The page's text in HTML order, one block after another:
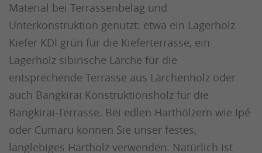
Material bei Terrassenbelag und
Unterkonstruktion genutzt: etwa ein Lagerholz
Kiefer KDI grün für die Kieferterrasse, ein
Lagerholz sibirische Lärche für die
entsprechende Terrasse aus Lärchenholz oder
auch Bangkirai Konstruktionsholz für die
Bangkirai-Terrasse. Bei edlen Harthölzern wie Ipé
oder Cumaru können Sie unser festes,
langlebiges Hartholz verwenden. Natürlich ist